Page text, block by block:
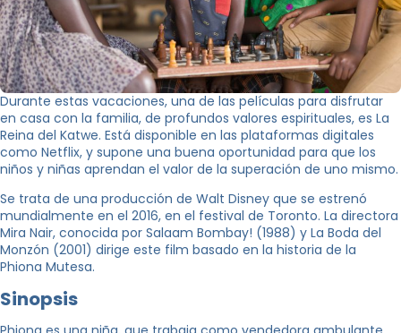
Durante estas vacaciones, una de las películas para disfrutar
en casa con la familia, de profundos valores espirituales, es La
Reina del Katwe. Está disponible en las plataformas digitales
como Netflix, y supone una buena oportunidad para que los
niños y niñas aprendan el valor de la superación de uno mismo.
Se trata de una producción de Walt Disney que se estrenó
mundialmente en el 2016, en el festival de Toronto. La directora
Mira Nair, conocida por Salaam Bombay! (1988) y La Boda del
Monzón (2001) dirige este film basado en la historia de la
Phiona Mutesa.
Sinopsis